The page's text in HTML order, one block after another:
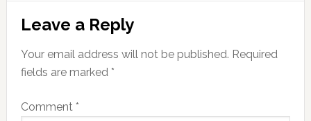
Reader
Interactions
Leave a Reply
Your email address will not be published. Required
fields are marked *
Comment *